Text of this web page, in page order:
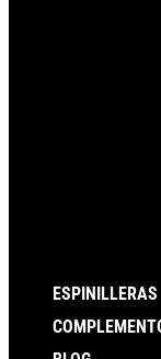
ESPINILLERAS